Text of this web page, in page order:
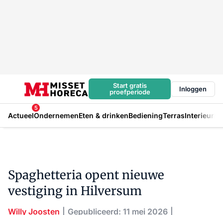
Start gratis
proefperiode
Inloggen
Actueel
5
OndernemenEten & drinkenBedieningTerrasInterieur
Spaghetteria opent nieuwe
vestiging in Hilversum
Willy Joosten
Gepubliceerd: 11 mei 2026